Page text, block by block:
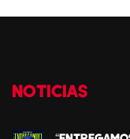
NOTICIAS